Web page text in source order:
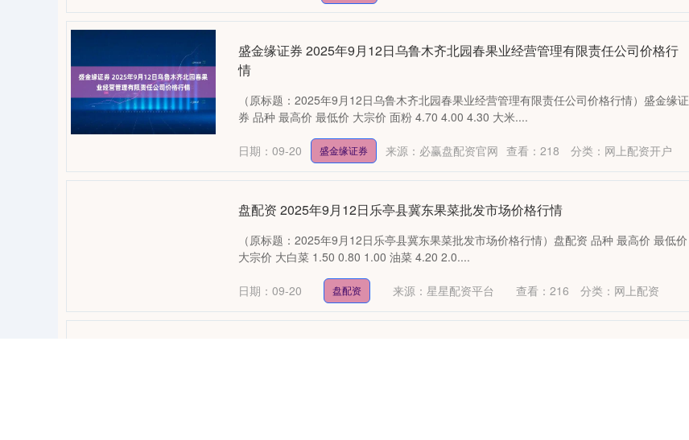
盛金缘证券 2025年9月12日乌鲁木齐北园春果业经营管理有限责任公司价格行
情
（原标题：2025年9月12日乌鲁木齐北园春果业经营管理有限责任公司价格行情）盛金缘证
券 品种 最高价 最低价 大宗价 面粉 4.70 4.00 4.30 大米....
日期：09-20 盛金缘证券 来源：必赢盘配资官网 查看：218 分类： 网上配资开户
盘配资 2025年9月12日乐亭县冀东果菜批发市场价格行情
（原标题：2025年9月12日乐亭县冀东果菜批发市场价格行情）盘配资 品种 最高价 最低价
大宗价 大白菜 1.50 0.80 1.00 油菜 4.20 2.0....
日期：09-20 盘配资 来源：星星配资平台 查看： 216 分类： 网上配资